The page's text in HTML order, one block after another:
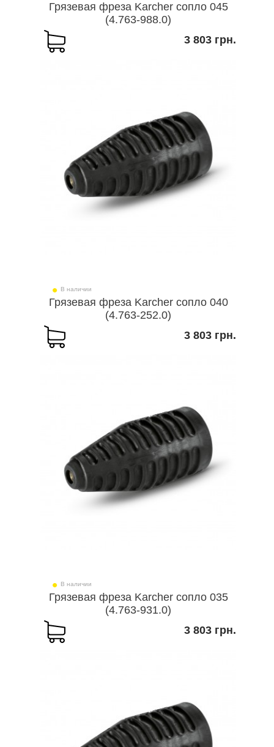
Грязевая фреза Karcher сопло 045
(4.763-988.0)
3 803 грн.
В наличии
Грязевая фреза Karcher сопло 040
(4.763-252.0)
3 803 грн.
В наличии
Грязевая фреза Karcher сопло 035
(4.763-931.0)
3 803 грн.